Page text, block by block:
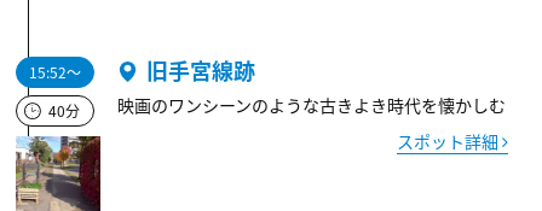
15:52～
40分
旧手宮線跡
映画のワンシーンのような古きよき時代を懐かしむ
スポット詳細